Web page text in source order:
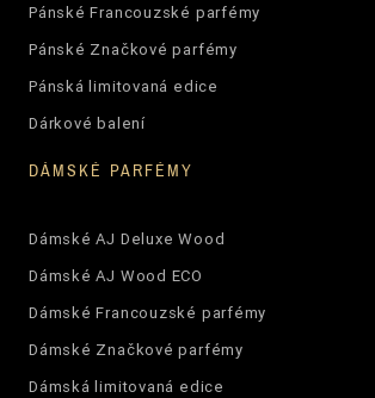
Pánské Francouzské parfémy
Pánské Značkové parfémy
Pánská limitovaná edice
Dárkové balení
DÁMSKÉ PARFÉMY
Dámské AJ Deluxe Wood
Dámské AJ Wood ECO
Dámské Francouzské parfémy
Dámské Značkové parfémy
Dámská limitovaná edice